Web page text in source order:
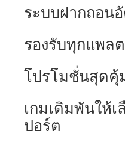
ระบบฝากถอน
รองรับทุกแพล
โปรโมชั่นสุดคุ้ม
เกมเดิมพันให้
ปอร์ต